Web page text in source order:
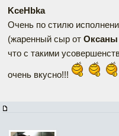
KceHbka
Очень по стилю
(жаренный сыр от Оксаны
что с такими
очень вкусно!!!